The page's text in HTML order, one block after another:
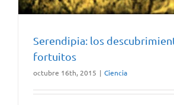
Serendipia: los
fortuitos
octubre 16th, 2015 | Ciencia